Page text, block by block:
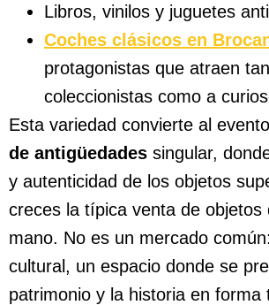
Libros, vinilos y juguetes
Coches clásicos en
protagonistas que atraen
coleccionistas como a
Esta variedad convierte al
de antigüedades singular,
y autenticidad de los objetos
creces la típica venta de objetos
mano. No es un mercado
cultural, un espacio donde se
patrimonio y la historia en forma